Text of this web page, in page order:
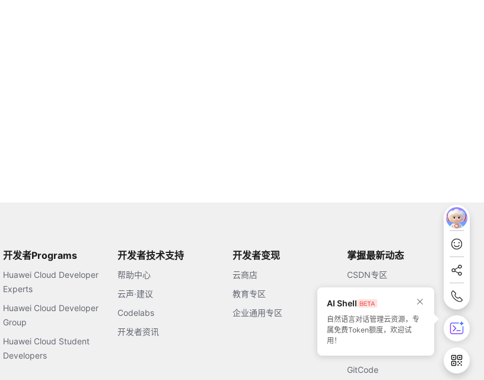
AI Shell
自然语言对话管理云资源，专
属免费Token额度，欢迎试
用！
开发者Programs
Huawei Cloud Developer
Experts
Huawei Cloud Developer
Group
Huawei Cloud Student
Developers
开发者技术支持
帮助中心
云声·建议
Codelabs
开发者资讯
开发者变现
云商店
教育专区
企业通用专区
掌握最新动态
CSDN专区
51CTO
GitCode